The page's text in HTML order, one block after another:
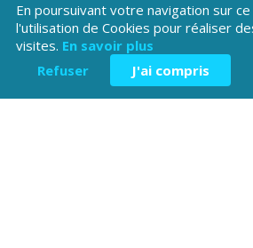
Téléchargez
Patrimoine Hautes-
En poursuivant votre navigation sur
l'utilisation de Cookies pour réaliser
visites. En savoir plus
Refuser
J'ai compris